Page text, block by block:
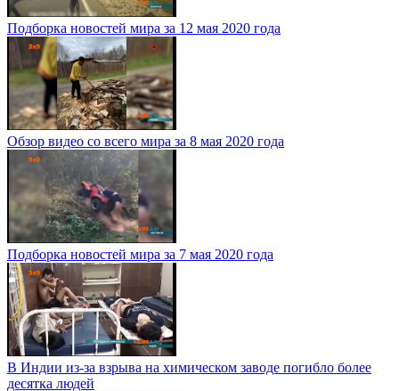
Подборка новостей мира за 12 мая 2020 года
Обзор видео со всего мира за 8 мая 2020 года
Подборка новостей мира за 7 мая 2020 года
В Индии из-за взрыва на химическом заводе погибло более
десятка людей